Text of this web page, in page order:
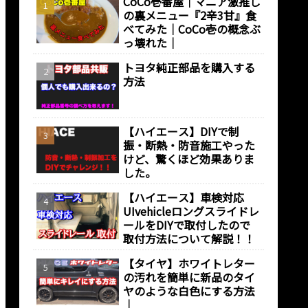
の裏メニュー『2辛3甘』食
べてみた｜CoCo壱の概念ぶ
っ壊れた｜
トヨタ純正部品を購入する
方法
【ハイエース】DIYで制
振・断熱・防音施工やった
けど、驚くほど効果ありま
した。
【ハイエース】車検対応
UIvehicleロングスライドレ
ールをDIYで取付したので
取付方法について解説！！
【タイヤ】ホワイトレター
の汚れを簡単に新品のタイ
ヤのような白色にする方法
｜